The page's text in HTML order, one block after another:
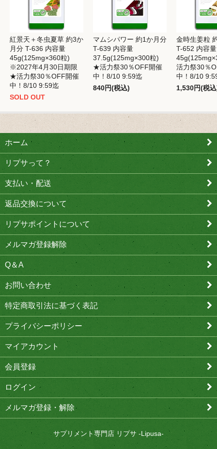
紅景天＋冬虫夏草 約3か
月分 T-636 内容量
45g(125mg×360粒)
※2027年4月30日期限
★活力祭30％OFF開催
中！8/10 9:59迄
SOLD OUT
マムシパワー 約1か月分
T-639 内容量
37.5g(125mg×300粒)
★活力祭30％OFF開催
中！8/10 9:59迄
840円(税込)
金時生姜粒
T-652 内容量
活力祭30％
中！8/10
1,530円(税
ホーム
リプサって？
支払い・配送
返品交換について
リプサポイントについて
メルマガ登録解除
Q＆A
お問い合わせ
特定商取引法に基づく表記
プライバシーポリシー
マイアカウント
会員登録
ログイン
メルマガ登録・解除
サプリメント専門店 リプサ -Lipusa-